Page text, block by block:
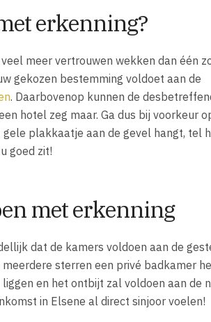
erkenning?
meer vertrouwen wekken dan één
gekozen bestemming voldoet aan de
. Daarbovenop kunnen de
hotel zeg maar. Ga dus bij voorkeur
plakkaatje aan de gevel hangt, tel
goed zit!
met erkenning
dat de kamers voldoen aan de
sterren een privé badkamer
en het ontbijt zal voldoen aan de
in Elsene al direct sinjoor voelen!